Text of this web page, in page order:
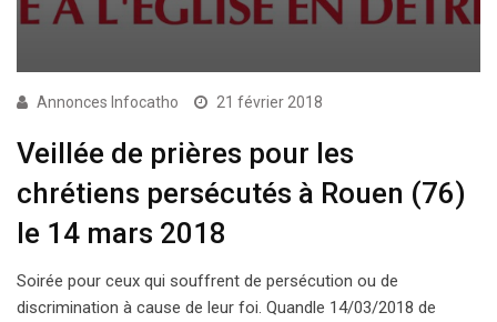
Annonces Infocatho 21 février 2018
Veillée de prières pour les
chrétiens persécutés à Rouen (76)
le 14 mars 2018
Soirée pour ceux qui souffrent de persécution ou de
discrimination à cause de leur foi. Quandle 14/03/2018 de